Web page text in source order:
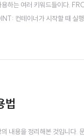
하는 여러 키워드들이다.
컨테이너가 시작할 때 실
법
내용을 정리해본 것입니다.